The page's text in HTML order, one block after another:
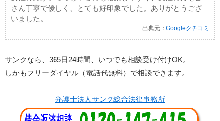
さん丁寧で優しく、とても好印象でした。ありがとうござ
いました。
出典元：Googleクチコミ
サンクなら、365日24時間、いつでも相談受け付けOK。
しかもフリーダイヤル（電話代無料）で相談できます。
弁護士法人サンク総合法律事務所